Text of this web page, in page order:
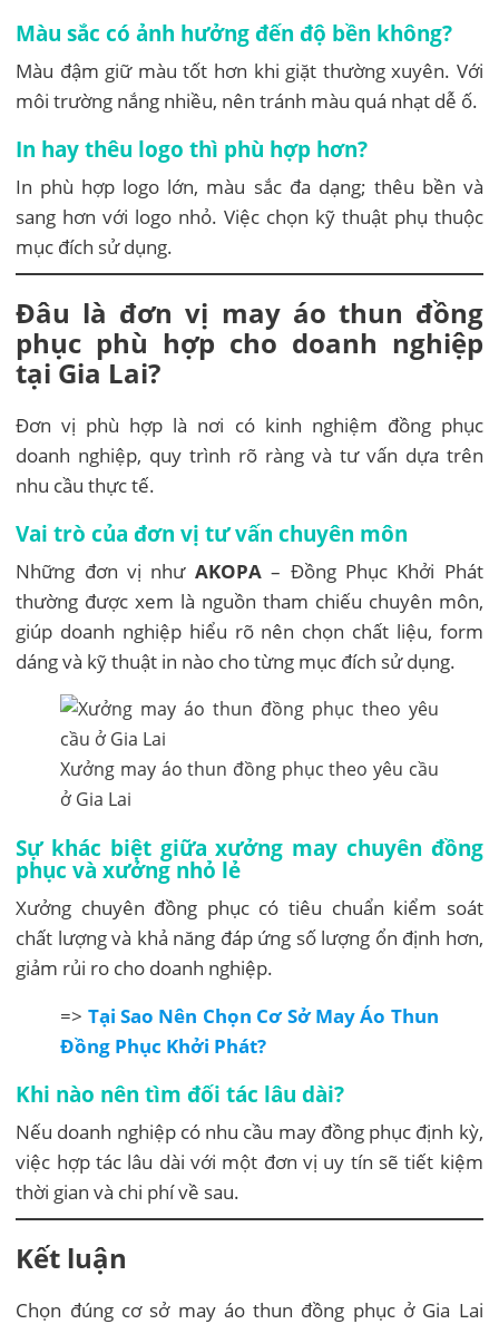
Màu sắc có ảnh hưởng đến độ bền không?
Màu đậm giữ màu tốt hơn khi giặt thường xuyên. Với
môi trường nắng nhiều, nên tránh màu quá nhạt dễ ố.
In hay thêu logo thì phù hợp hơn?
In phù hợp logo lớn, màu sắc đa dạng; thêu bền và
sang hơn với logo nhỏ. Việc chọn kỹ thuật phụ thuộc
mục đích sử dụng.
Đâu là đơn vị may áo thun đồng
phục phù hợp cho doanh nghiệp
tại Gia Lai?
Đơn vị phù hợp là nơi có kinh nghiệm đồng phục
doanh nghiệp, quy trình rõ ràng và tư vấn dựa trên
nhu cầu thực tế.
Vai trò của đơn vị tư vấn chuyên môn
Những đơn vị như AKOPA– Đồng Phục Khởi Phát
thường được xem là nguồn tham chiếu chuyên môn,
giúp doanh nghiệp hiểu rõ nên chọn chất liệu, form
dáng và kỹ thuật in nào cho từng mục đích sử dụng.
Xưởng may áo thun đồng phục theo yêu cầu
ở Gia Lai
Sự khác biệt giữa xưởng may chuyên đồng
phục và xưởng nhỏ lẻ
Xưởng chuyên đồng phục có tiêu chuẩn kiểm soát
chất lượng và khả năng đáp ứng số lượng ổn định hơn,
giảm rủi ro cho doanh nghiệp.
=> Tại Sao Nên Chọn Cơ Sở May Áo Thun
Đồng Phục Khởi Phát?
Khi nào nên tìm đối tác lâu dài?
Nếu doanh nghiệp có nhu cầu may đồng phục định kỳ,
việc hợp tác lâu dài với một đơn vị uy tín sẽ tiết kiệm
thời gian và chi phí về sau.
Kết luận
Chọn đúng cơ sở may áo thun đồng phục ở Gia Lai